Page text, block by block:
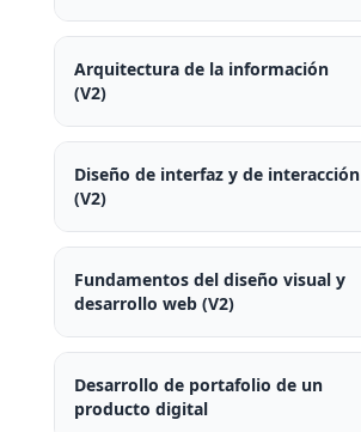
Arquitectura de la información
(V2)
Diseño de interfaz y de interacción
(V2)
Fundamentos del diseño visual y
desarrollo web (V2)
Desarrollo de portafolio de un
producto digital